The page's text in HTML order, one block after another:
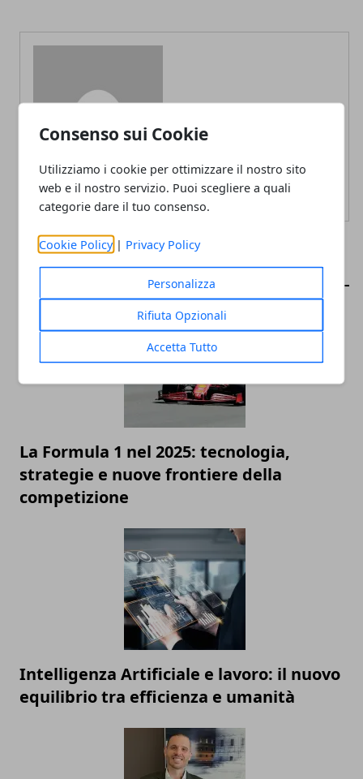
Consenso sui Cookie
Utilizziamo i cookie per ottimizzare il nostro sito
web e il nostro servizio. Puoi scegliere a quali
categorie dare il tuo consenso.
Cookie Policy | Privacy Policy
Personalizza
Rifiuta Opzionali
Accetta Tutto
ARTICOLI CORRELATI
La Formula 1 nel 2025: tecnologia,
strategie e nuove frontiere della
competizione
Intelligenza Artificiale e lavoro: il nuovo
equilibrio tra efficienza e umanità